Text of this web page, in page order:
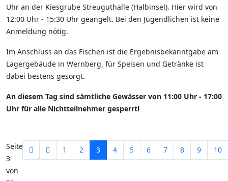
Uhr an der Kiesgrube Streuguthalle (Halbinsel). Hier wird von
12:00 Uhr - 15:30 Uhr geangelt. Bei den Jugendlichen ist keine
Anmeldung nötig.
Im Anschluss an das Fischen ist die Ergebnisbekanntgabe am
Lagergebäude in Wernberg, für Speisen und Getränke ist
dabei bestens gesorgt.
An diesem Tag sind sämtliche Gewässer von 11:00 Uhr - 17:00
Uhr für alle Nichtteilnehmer gesperrt!
Seite
3
von
1 2 3 4 5 6 7 8 9 10